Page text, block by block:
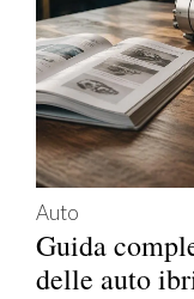
Auto
Guida
delle auto